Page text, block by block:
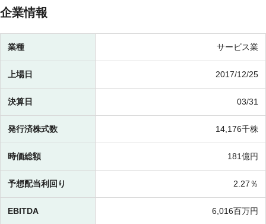
企業情報
業種 サービス業
上場日 2017/12/25
決算日 03/31
発行済株式数 14,176千株
時価総額 181億円
予想配当利回り 2.27％
EBITDA 6,016百万円